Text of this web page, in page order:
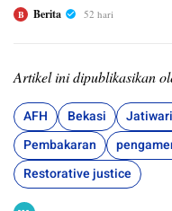
B Berita 52 hari
Artikel ini dipublikasikan
AFH Bekasi
Pembakaran
Restorative justice